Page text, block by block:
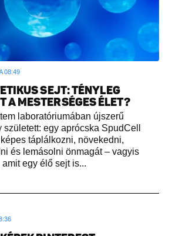
08:49
SEJT: TÉNYLEG
A MESTERSÉGES ÉLET?
laboratóriumában újszerű
egy aprócska SpudCell
táplálkozni, növekedni,
és lemásolni önmagát – vagyis
egy élő sejt is...